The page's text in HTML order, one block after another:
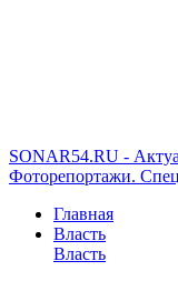
SONAR54.RU -
Фоторепортажи.
Главная
Власть
Власть